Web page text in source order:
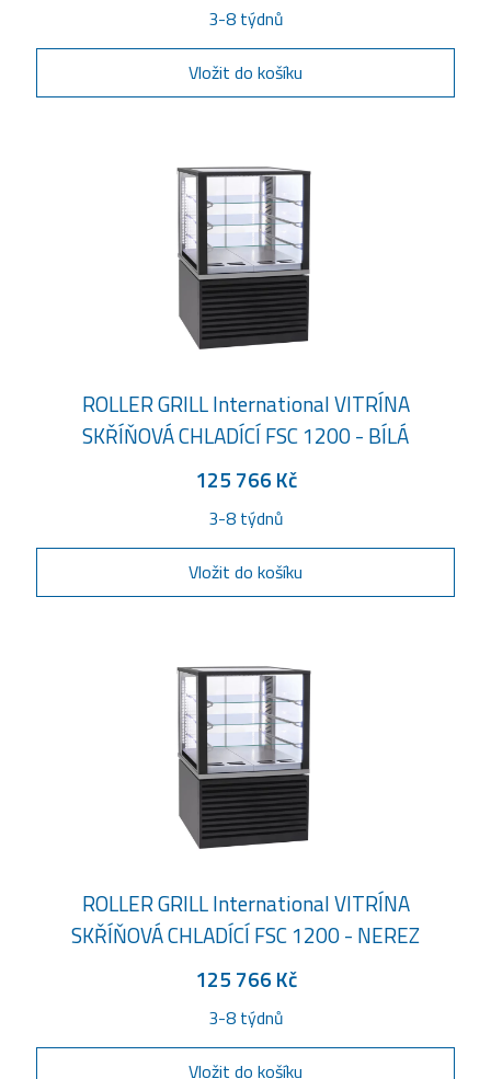
3-8 týdnů
Vložit do košíku
ROLLER GRILL International VITRÍNA
SKŘÍŇOVÁ CHLADÍCÍ FSC 1200 - BÍLÁ
125 766 Kč
3-8 týdnů
Vložit do košíku
ROLLER GRILL International VITRÍNA
SKŘÍŇOVÁ CHLADÍCÍ FSC 1200 - NEREZ
125 766 Kč
3-8 týdnů
Vložit do košíku